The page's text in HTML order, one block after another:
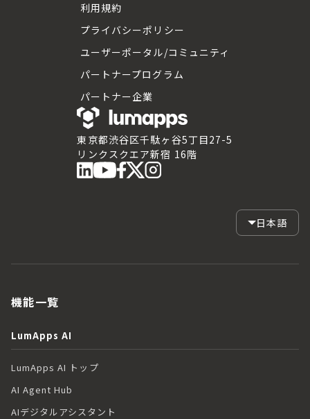
東京都渋谷区千駄ヶ谷5丁目27-5
リンクスクエア新宿 16階
利用規約
プライバシーポリシー
ユーザーポータル/コミュニティ
パートナープログラム
パートナー企業
日本語
機能一覧
LumApps AI
LumApps AI トップ
AI Agent Hub
AIデジタルアシスタント